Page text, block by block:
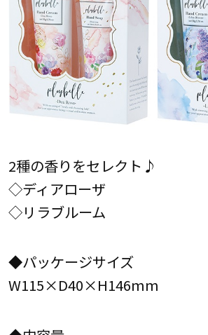
2種の香りをセレクト♪
◇ディアローザ
◇リラブルーム
◆パッケージサイズ
W115×D40×H146mm